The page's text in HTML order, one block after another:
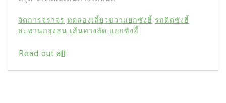
Plasticizers เสี่ยงทำคอนโซลละลายถาวร พร้อมเช็ก 5
ไอเทมอันตรายห้ามวางตากแดด
ของห้ามทิ้งไว้ในรถ
ยางลบดินสอ ยางลบละลายคอนโซล
อันตรายจากความร้อนในรถ
เตือนภัยรถยนต์